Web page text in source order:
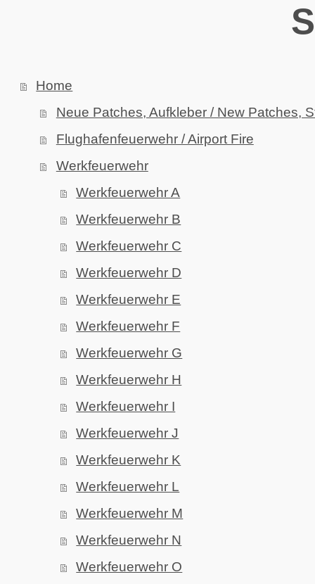
Home
Neue Patches, Aufkleber / New Patches,
Flughafenfeuerwehr / Airport Fire
Werkfeuerwehr
Werkfeuerwehr A
Werkfeuerwehr B
Werkfeuerwehr C
Werkfeuerwehr D
Werkfeuerwehr E
Werkfeuerwehr F
Werkfeuerwehr G
Werkfeuerwehr H
Werkfeuerwehr I
Werkfeuerwehr J
Werkfeuerwehr K
Werkfeuerwehr L
Werkfeuerwehr M
Werkfeuerwehr N
Werkfeuerwehr O